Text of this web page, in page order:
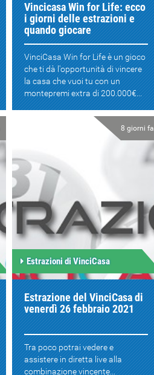
Vincicasa Win for Life: ecco
i giorni delle estrazioni e
quando giocare
VinciCasa Win for Life è un gioco
che ti dà l'opportunità di vincere
la casa che vuoi tu con un
montepremi extra di 200.000€...
8 giorni fa
Estrazioni di VinciCasa
Estrazione del VinciCasa di
venerdì 26 febbraio 2021
Tra poco potrai vedere e
assistere in diretta live alla
combinazione vincente...